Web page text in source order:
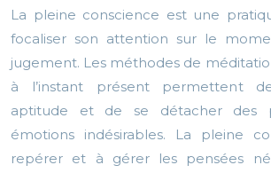
La pleine conscience est une
focaliser son attention sur le
jugement. Les méthodes de
à l’instant présent permettent
aptitude et de se détacher des
émotions indésirables. La pleine
repérer et à gérer les pensées